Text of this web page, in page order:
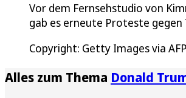
Vor dem Fernsehstudio von
gab es erneute Proteste gegen
Copyright: Getty Images via AFP
Alles zum Thema Donald